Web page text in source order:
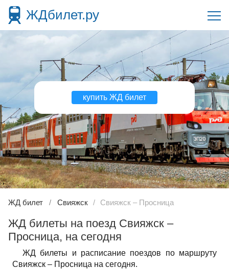
ЖДбилет.ру
купить ЖД билет
ЖД билет Свияжск Свияжск – Просница
ЖД билеты на поезд Свияжск –
Просница, на сегодня
ЖД билеты и расписание поездов по маршруту
Свияжск – Просница на сегодня.